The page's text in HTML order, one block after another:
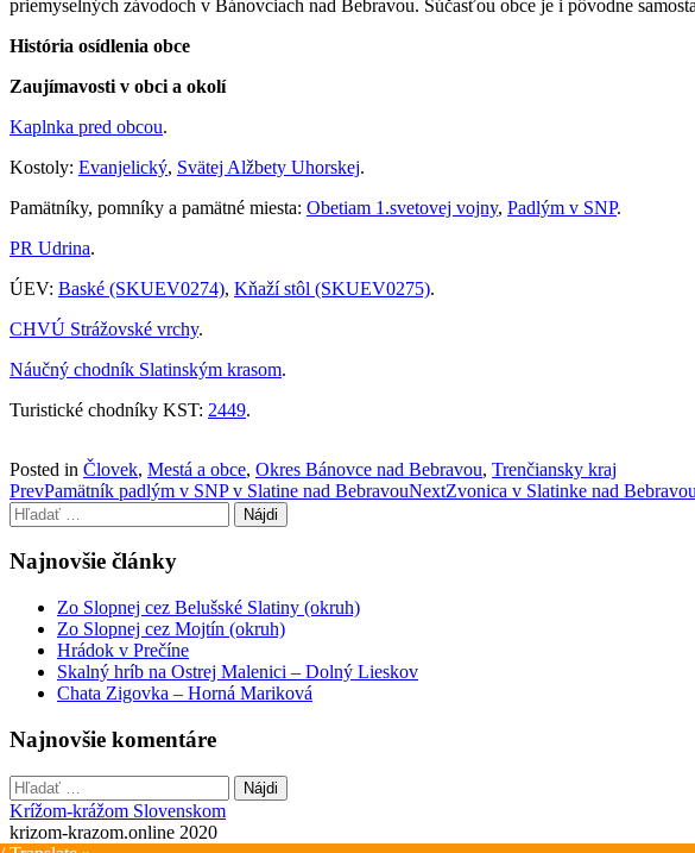
priemyselných závodoch v Bánovciach nad Bebravou. Súčasťou obce je i pôvodne
História osídlenia obce
Zaujímavosti v obci a okolí
Kaplnka pred obcou.
Kostoly: Evanjelický, Svätej Alžbety Uhorskej.
Pamätníky, pomníky a pamätné miesta: Obetiam 1.svetovej vojny, Padlým v SNP.
PR Udrina.
ÚEV: Baské (SKUEV0274), Kňaží stôl (SKUEV0275).
CHVÚ Strážovské vrchy.
Náučný chodník Slatinským krasom.
Turistické chodníky KST: 2449.
Posted in Človek, Mestá a obce, Okres Bánovce nad Bebravou, Trenčiansky kraj
Post
navigation
PrevPamätník padlým v SNP v Slatine nad BebravouNextZvonica v Slatinke nad Bebravou
Hľadať:
Najnovšie články
Zo Slopnej cez Belušské Slatiny (okruh)
Zo Slopnej cez Mojtín (okruh)
Hrádok v Prečíne
Skalný hríb na Ostrej Malenici – Dolný Lieskov
Chata Zigovka – Horná Mariková
Najnovšie komentáre
Hľadať:
Krížom-krážom Slovenskom
krizom-krazom.online 2020